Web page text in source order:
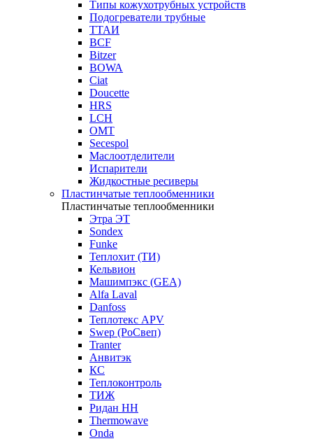
Типы кожухотрубных устройств
Подогреватели трубные
ТТАИ
BCF
Bitzer
BOWA
Ciat
Doucette
HRS
LCH
OMT
Secespol
Маслоотделители
Испарители
Жидкостные ресиверы
Пластинчатые теплообменники
Пластинчатые теплообменники
Этра ЭТ
Sondex
Funke
Теплохит (ТИ)
Кельвион
Машимпэкс (GEA)
Alfa Laval
Danfoss
Теплотекс APV
Swep (РоСвеп)
Tranter
Анвитэк
КС
Теплоконтроль
ТИЖ
Ридан НН
Thermowave
Onda